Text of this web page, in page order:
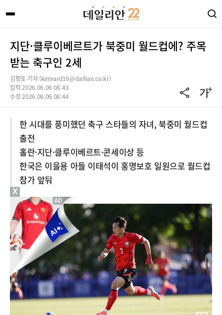
지단·클루이베르트가 북중미 월드컵에? 주목
받는 축구인 2세
김평호 기자 (kimrard16@dailian.co.kr)
입력 2026.06.06 08:43
수정 2026.06.06 08:44
한 시대를 풍미했던 축구 스타들의 자녀, 북중미 월드컵
출전
홀란·지단·클루이베르트·콘세이상 등
한국은 이을용 아들 이태석이 홍명보호 일원으로 월드컵
참가 앞둬
X